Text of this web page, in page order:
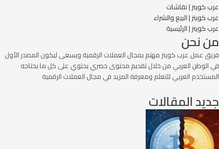
عرب كوينز | نقاشات
عرب كوينز | البيع والشراء
عرب كوينز | الرئيسية
من نحن
فريق عمل عرب كوينز مهتم بمجال العملات الرقمية ويسعى ليكون المصدر الأول
في الوطن العربي من خلال تقديم محتوى حصري يحتوي على كل ما يحتاجه
المستخدم العربي للتعلم ومعرفة المزيد في مجال العملات الرقمية
جديد المقالات